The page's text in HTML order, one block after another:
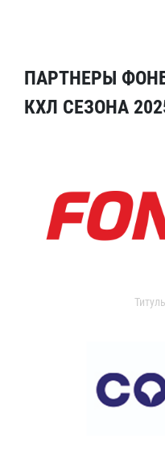
ПАРТНЕРЫ
КХЛ СЕЗОНА